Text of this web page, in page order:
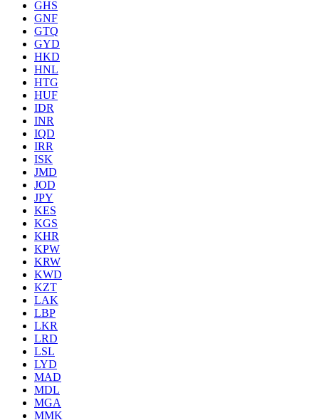
GHS
GNF
GTQ
GYD
HKD
HNL
HTG
HUF
IDR
INR
IQD
IRR
ISK
JMD
JOD
JPY
KES
KGS
KHR
KPW
KRW
KWD
KZT
LAK
LBP
LKR
LRD
LSL
LYD
MAD
MDL
MGA
MMK